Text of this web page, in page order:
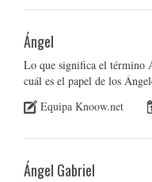
Ángel
Lo que significa el término
cuál es el papel de los
Equipa Knoow.net
Ángel Gabriel